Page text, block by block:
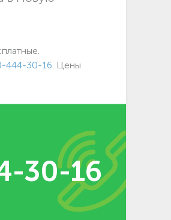
444-30-16 . Цены
30-16